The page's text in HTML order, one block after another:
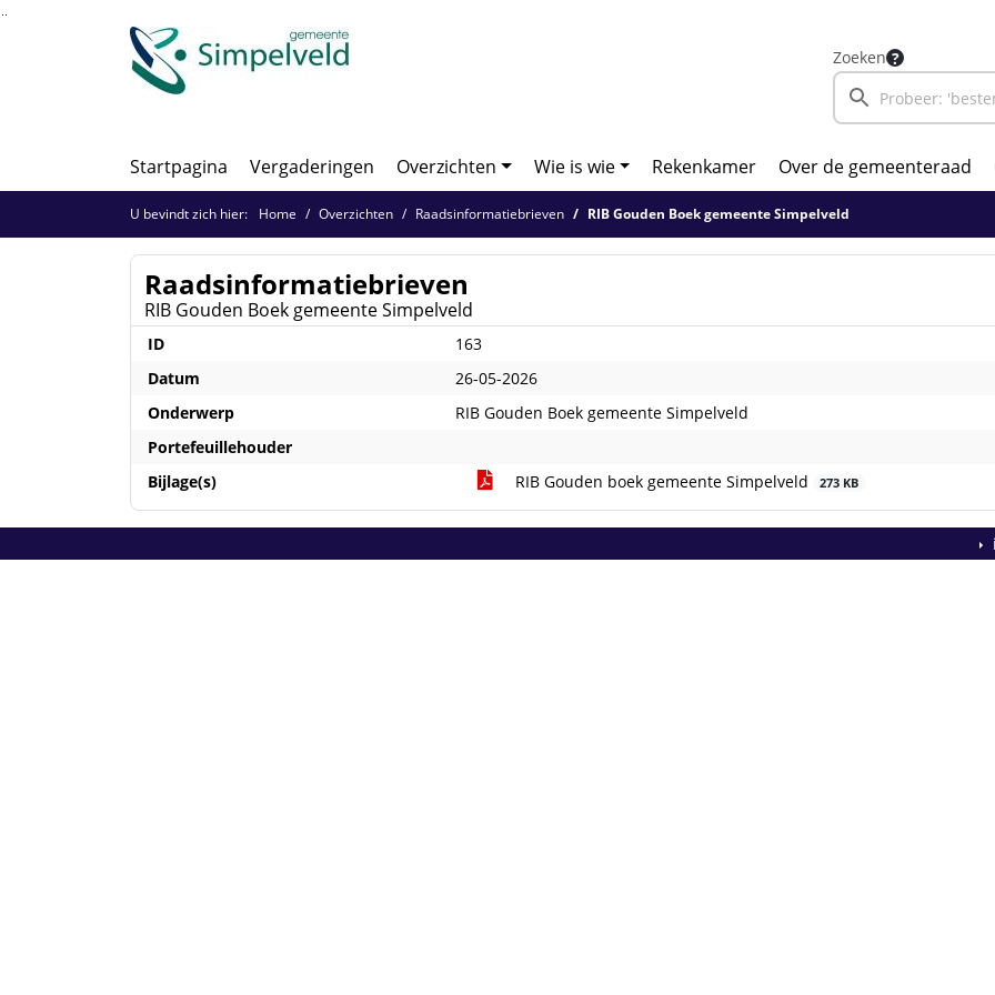
Ga naar de inhoud van deze pagina
Ga naar het zoeken
Ga naar het menu
Zoeken
Startpagina Vergaderingen Overzichten Wie is wie Rekenkamer Over de gemeenteraad
U bevindt zich hier: Home Overzichten Raadsinformatiebrieven RIB Gouden Boek gemeente Simpelveld
Raadsinformatiebrieven
RIB Gouden Boek gemeente Simpelveld
ID
163
Datum
26-05-2026
Onderwerp
RIB Gouden Boek gemeente Simpelveld
Portefeuillehouder
Bijlage(s)
RIB Gouden boek gemeente Simpelveld 273 KB